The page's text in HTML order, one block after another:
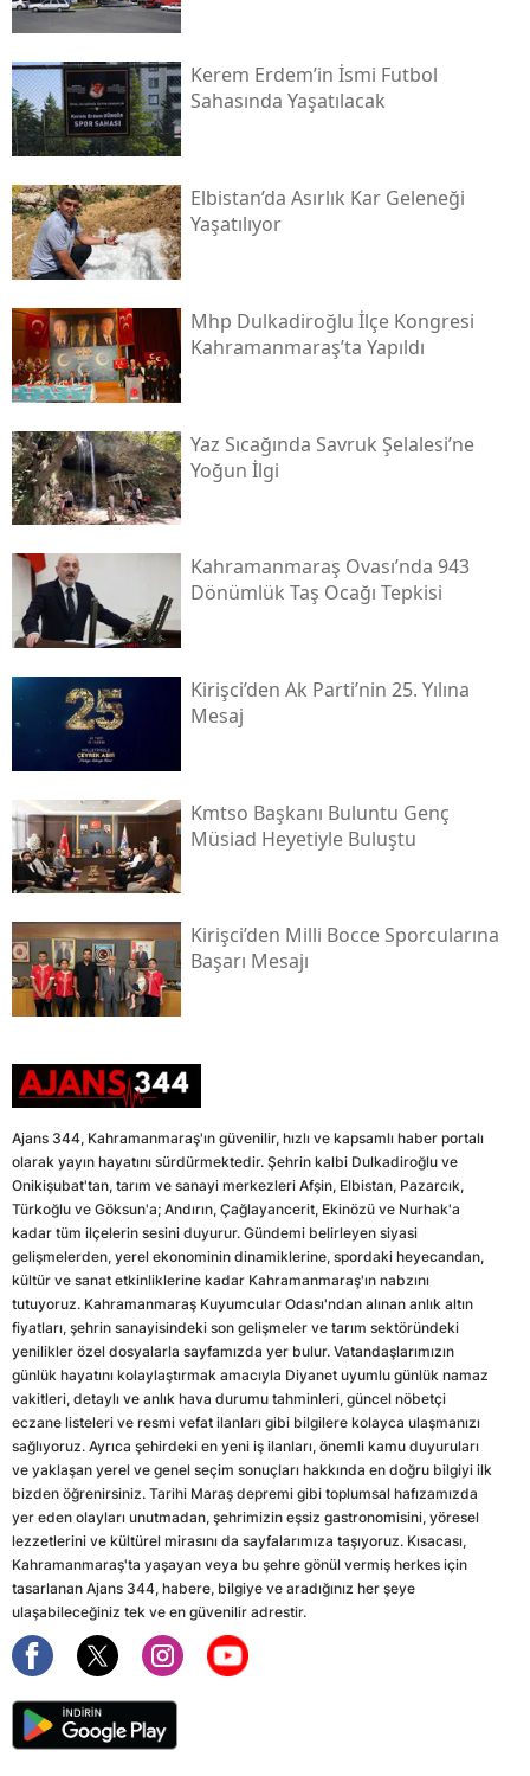
Kerem Erdem’in İsmi Futbol
Sahasında Yaşatılacak
Elbistan’da Asırlık Kar Geleneği
Yaşatılıyor
Mhp Dulkadiroğlu İlçe Kongresi
Kahramanmaraş’ta Yapıldı
Yaz Sıcağında Savruk Şelalesi’ne
Yoğun İlgi
Kahramanmaraş Ovası’nda 943
Dönümlük Taş Ocağı Tepkisi
Kirişci’den Ak Parti’nin 25. Yılına
Mesaj
Kmtso Başkanı Buluntu Genç
Müsi̇ad Heyetiyle Buluştu
Kirişci’den Milli Bocce Sporcularına
Başarı Mesajı
Ajans 344, Kahramanmaraş'ın güvenilir, hızlı ve kapsamlı haber portalı
olarak yayın hayatını sürdürmektedir. Şehrin kalbi Dulkadiroğlu ve
Onikişubat'tan, tarım ve sanayi merkezleri Afşin, Elbistan, Pazarcık,
Türkoğlu ve Göksun'a; Andırın, Çağlayancerit, Ekinözü ve Nurhak'a
kadar tüm ilçelerin sesini duyurur. Gündemi belirleyen siyasi
gelişmelerden, yerel ekonominin dinamiklerine, spordaki heyecandan,
kültür ve sanat etkinliklerine kadar Kahramanmaraş'ın nabzını
tutuyoruz. Kahramanmaraş Kuyumcular Odası'ndan alınan anlık altın
fiyatları, şehrin sanayisindeki son gelişmeler ve tarım sektöründeki
yenilikler özel dosyalarla sayfamızda yer bulur. Vatandaşlarımızın
günlük hayatını kolaylaştırmak amacıyla Diyanet uyumlu günlük namaz
vakitleri, detaylı ve anlık hava durumu tahminleri, güncel nöbetçi
eczane listeleri ve resmi vefat ilanları gibi bilgilere kolayca ulaşmanızı
sağlıyoruz. Ayrıca şehirdeki en yeni iş ilanları, önemli kamu duyuruları
ve yaklaşan yerel ve genel seçim sonuçları hakkında en doğru bilgiyi ilk
bizden öğrenirsiniz. Tarihi Maraş depremi gibi toplumsal hafızamızda
yer eden olayları unutmadan, şehrimizin eşsiz gastronomisini, yöresel
lezzetlerini ve kültürel mirasını da sayfalarımıza taşıyoruz. Kısacası,
Kahramanmaraş'ta yaşayan veya bu şehre gönül vermiş herkes için
tasarlanan Ajans 344, habere, bilgiye ve aradığınız her şeye
ulaşabileceğiniz tek ve en güvenilir adrestir.